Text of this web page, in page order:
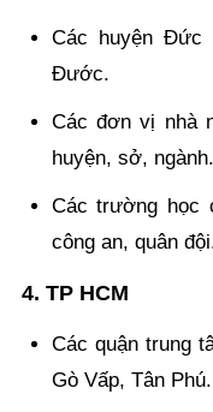
Các huyện Đức
Đước.
Các đơn vị nhà
huyện, sở, ngành.
Các trường học
công an, quân
4. TP HCM
Các quận trung
Gò Vấp, Tân Phú.